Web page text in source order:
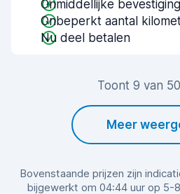
Onmiddellijke bevestiging
Onbeperkt aantal
Nu deel betalen
Toont 9 van
Meer
Bovenstaande prijzen zijn
bijgewerkt om 04:44 uur op 5-